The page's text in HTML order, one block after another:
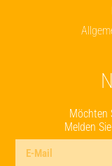
Möchten
Melden